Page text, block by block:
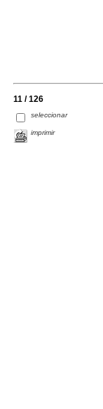
11 / 126
seleccionar
imprimir